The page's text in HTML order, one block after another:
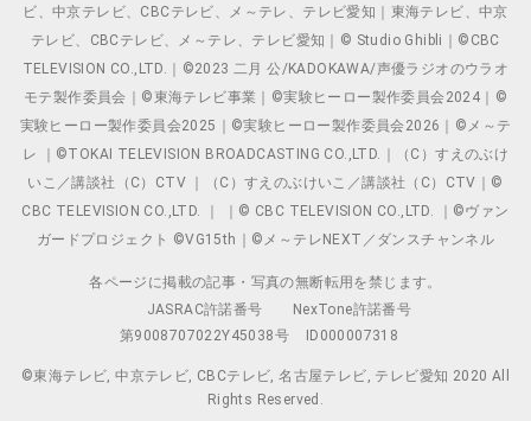
ビ、中京テレビ、CBCテレビ、メ～テレ、テレビ愛知｜東海テレビ、中京
テレビ、CBCテレビ、メ～テレ、テレビ愛知｜© Studio Ghibli｜©CBC
TELEVISION CO.,LTD.｜©2023 二月 公/KADOKAWA/声優ラジオのウラオ
モテ製作委員会｜©東海テレビ事業｜©実験ヒーロー製作委員会2024｜©
実験ヒーロー製作委員会2025｜©実験ヒーロー製作委員会2026｜©メ～テ
レ ｜©TOKAI TELEVISION BROADCASTING CO.,LTD.｜（C）すえのぶけ
いこ／講談社（C）CTV ｜（C）すえのぶけいこ／講談社（C）CTV｜©
CBC TELEVISION CO.,LTD. ｜ ｜© CBC TELEVISION CO.,LTD. ｜©ヴァン
ガードプロジェクト ©VG15th｜©メ～テレNEXT／ダンスチャンネル
各ページに掲載の記事・写真の無断転用を禁じます。
JASRAC許諾番号
NexTone許諾番号
第9008707022Y45038号
ID000007318
©東海テレビ, 中京テレビ, CBCテレビ, 名古屋テレビ, テレビ愛知 2020 All
Rights Reserved.